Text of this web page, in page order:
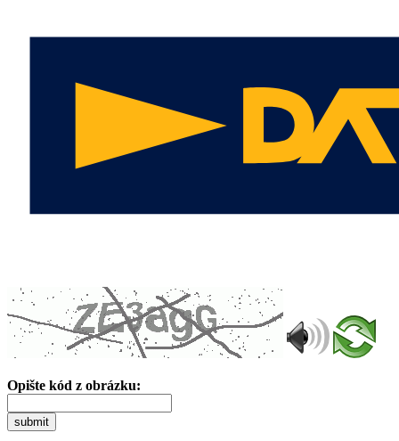
Opište kód z obrázku:
submit